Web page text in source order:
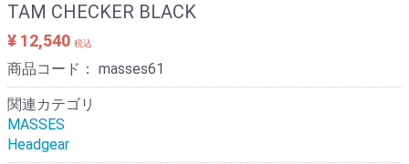
TAM CHECKER BLACK
¥ 12,540 税込
商品コード： masses61
関連カテゴリ
MASSES
Headgear